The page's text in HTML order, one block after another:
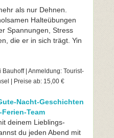
als nur Dehnen.
Halteübungen
Spannungen, Stress
die er in sich trägt. Yin
Bauhoff | Anmeldung: Tourist-
| Preise ab: 15,00 €
Nacht-Geschichten
Team
deinem Lieblings-
du jeden Abend mit